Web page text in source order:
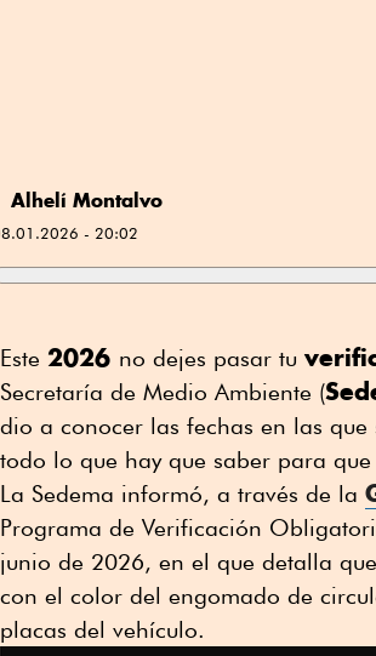
Alhelí Montalvo
- 20:02
Este 2026 no dejes pasar tu
Secretaría de Medio Ambiente (
dio a conocer las fechas en las
todo lo que hay que saber para
La Sedema informó, a través de la
Programa de Verificación
junio de 2026, en el que detalla
con el color del engomado de
placas del vehículo.